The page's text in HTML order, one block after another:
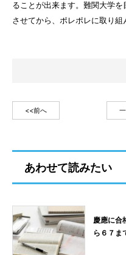
ることが出来ます。難関大学
させてから、ポレポレに取り組
<<前へ
あわせて読みたい
慶應に合
ら６７ま